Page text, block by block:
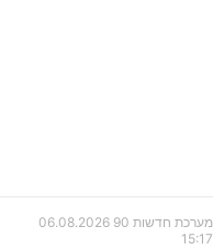
מערכת חדשות 90
06.08.2026
15:17